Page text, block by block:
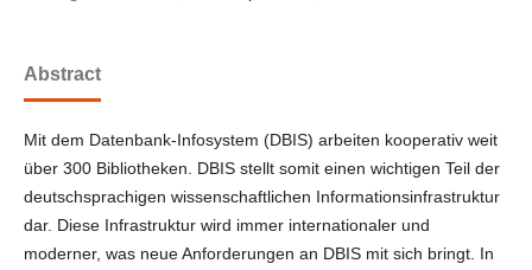
Abstract
Mit dem Datenbank-Infosystem (DBIS) arbeiten kooperativ weit
über 300 Bibliotheken. DBIS stellt somit einen wichtigen Teil der
deutschsprachigen wissenschaftlichen Informationsinfrastruktur
dar. Diese Infrastruktur wird immer internationaler und
moderner, was neue Anforderungen an DBIS mit sich bringt. In